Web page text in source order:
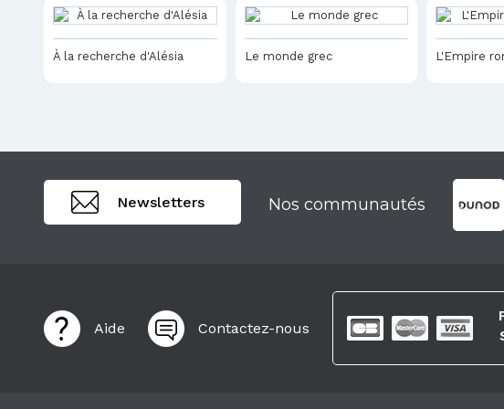
À la recherche d'Alésia Le monde grec L'Empire
Newsletters Nos communautés
Aide Contactez-nous